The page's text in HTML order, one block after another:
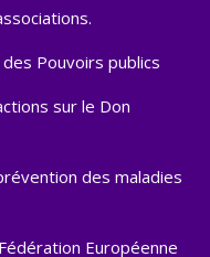
Pouvoirs publics
sur le Don
des maladies
Européenne